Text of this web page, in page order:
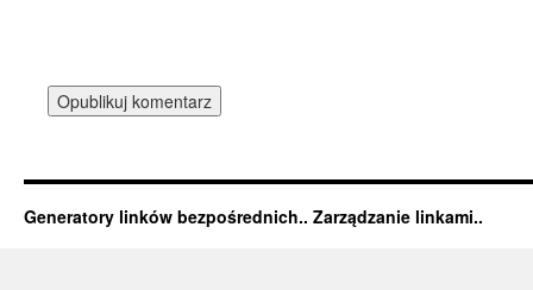
Generatory linków bezpośrednich.. Zarządzanie linkami..